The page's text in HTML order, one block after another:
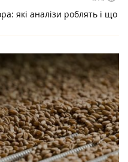
які аналізи роблять і що